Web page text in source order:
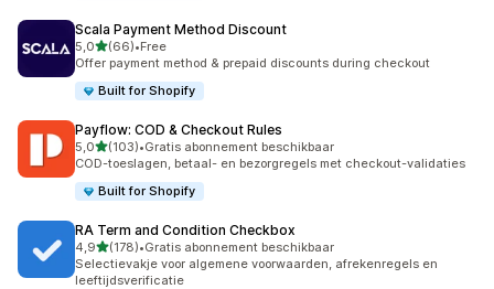
Scala Payment Method Discount
5,0van 5 sterren
(66)
66 recensies in totaal
•Free
Offer payment method & prepaid discounts during checkout
Built for Shopify
Payflow: COD & Checkout Rules
5,0van 5 sterren
(103)
103 recensies in totaal
•Gratis abonnement beschikbaar
COD-toeslagen, betaal- en bezorgregels met checkout-validaties
Built for Shopify
RA Term and Condition Checkbox
4,9van 5 sterren
(178)
178 recensies in totaal
•Gratis abonnement beschikbaar
Selectievakje voor algemene voorwaarden, afrekenregels en
leeftijdsverificatie